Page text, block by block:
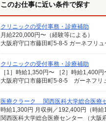
このお仕事に近い条件で探す
クリニックの受付事務・診療補助
月給220,000円〜（経験等による）
大阪府守口市藤田町5-8-5 ガーネフリュ
クリニックの受付事務・診療補助
［1］時給1,350円〜 ［2］時給1,400円
大阪府守口市藤田町5-8-5 ガーネフリ
医療クラーク 関西医科大学総合医療
時給1,300円 月収例／192,400円（時
関西医科大学総合医療センター （大阪